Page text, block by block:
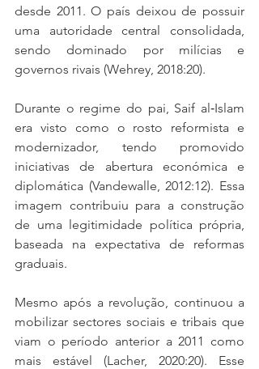
desde 2011. O país deixou de possuir
uma autoridade central consolidada,
sendo dominado por milícias e
governos rivais (Wehrey, 2018:20).
Durante o regime do pai, Saif al‑Islam
era visto como o rosto reformista e
modernizador, tendo promovido
iniciativas de abertura económica e
diplomática (Vandewalle, 2012:12). Essa
imagem contribuiu para a construção
de uma legitimidade política própria,
baseada na expectativa de reformas
graduais.
Mesmo após a revolução, continuou a
mobilizar sectores sociais e tribais que
viam o período anterior a 2011 como
mais estável (Lacher, 2020:20). Esse